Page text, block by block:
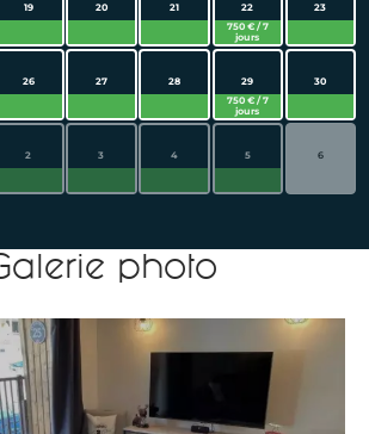
19 20 21
22
750 € / 7
jours
23
26 27 28
29
750 € / 7
jours
30
2 3 4 5 6
photo